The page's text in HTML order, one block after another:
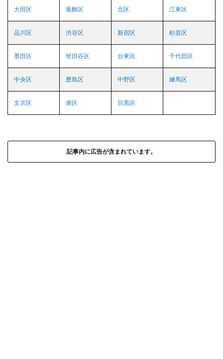
大田区 葛飾区 北区 江東区
品川区 渋谷区 新宿区 杉並区
墨田区 世田谷区 台東区 千代田区
中央区 豊島区 中野区 練馬区
文京区 港区 目黒区
記事内に広告が含まれています。